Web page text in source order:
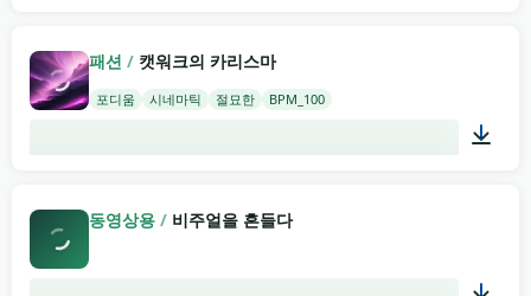
패션 / 캣워크의 카리스마
포디움 시네마틱 절묘한 BPM_100
동영상용 / 비주얼을 흔들다